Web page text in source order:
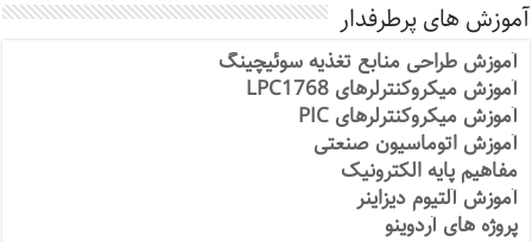
آموزش های پرطرفدار
آموزش طراحی منابع تغذیه سوئیچینگ
آموزش میکروکنترلرهای LPC1768
آموزش میکروکنترلرهای PIC
آموزش اتوماسیون صنعتی
مفاهیم پایه الکترونیک
آموزش آلتیوم دیزاینر
پروژه های آردوینو